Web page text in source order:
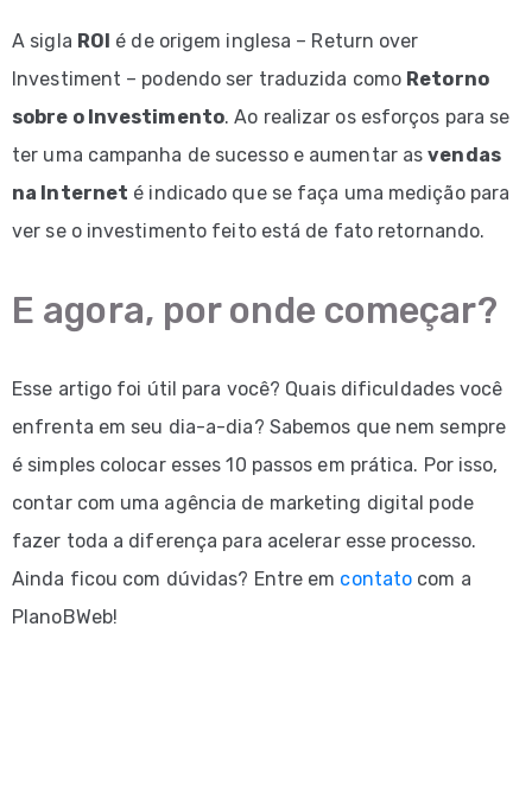
A sigla ROI é de origem inglesa – Return over
Investiment – podendo ser traduzida como Retorno
sobre o Investimento. Ao realizar os esforços para se
ter uma campanha de sucesso e aumentar asvendas
na Internet é indicado que se faça uma medição para
ver se o investimento feito está de fato retornando.
E agora, por onde começar?
Esse artigo foi útil para você? Quais dificuldades você
enfrenta em seu dia-a-dia? Sabemos que nem sempre
é simples colocar esses 10 passos em prática. Por isso,
contar com uma agência de marketing digital pode
fazer toda a diferença para acelerar esse processo.
Ainda ficou com dúvidas? Entre em contato com a
PlanoBWeb!